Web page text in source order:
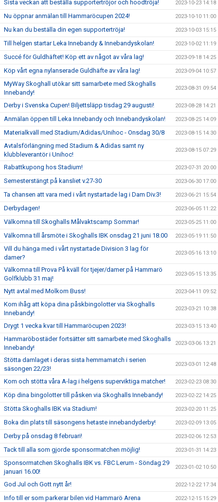
Sista veckan att beställa supportertröjor och hoodtröja! 2023-10-23 14:18
Nu öppnar anmälan till Hammaröcupen 2024! 2023-10-10 11:00
Nu kan du beställa din egen supportertröja! 2023-10-03 15:15
Till helgen startar Leka Innebandy & Innebandyskolan! 2023-10-02 11:19
Succé för Guldhäftet! Köp ett av något av våra lag! 2023-09-18 14:25
Köp vårt egna nylanserade Guldhäfte av våra lag! 2023-09-04 10:57
MyWay Skoghall utökar sitt samarbete med Skoghalls
Innebandy!
2023-08-31 09:54
Derby i Svenska Cupen! Biljettsläpp tisdag 29 augusti! 2023-08-28 14:21
Anmälan öppen till Leka Innebandy och Innebandyskolan! 2023-08-25 14:09
Materialkväll med Stadium/Adidas/Unihoc - Onsdag 30/8 2023-08-15 14:30
Avtalsförlängning med Stadium & Adidas samt ny
klubbleverantör i Unihoc!
2023-08-15 07:29
Rabattkupong hos Stadium! 2023-07-31 20:00
Semesterstängt på kansliet v.27-30 2023-06-30 17:00
Ta chansen att vara med i vårt nystartade lag i Dam Div.3! 2023-06-21 15:54
Derbydagen! 2023-06-05 11:22
Välkomna till Skoghalls Målvaktscamp Sommar! 2023-05-25 11:00
Välkomna till årsmöte i Skoghalls IBK onsdag 21 juni 18.00 2023-05-19 11:50
Vill du hänga med i vårt nystartade Division 3 lag för
damer?
2023-05-16 13:10
Välkomna till Prova På kväll för tjejer/damer på Hammarö
Golfklubb 31 maj!
2023-05-15 13:35
Nytt avtal med Molkom Buss! 2023-04-11 09:52
Kom ihåg att köpa dina påskbingolotter via Skoghalls
Innebandy!
2023-03-21 10:38
Drygt 1 vecka kvar till Hammaröcupen 2023! 2023-03-15 13:40
Hammaröbostäder fortsätter sitt samarbete med Skoghalls
Innebandy!
2023-03-06 13:21
Stötta damlaget i deras sista hemmamatch i serien
säsongen 22/23!
2023-03-01 12:48
Kom och stötta våra A-lag i helgens superviktiga matcher! 2023-02-23 08:30
Köp dina bingolotter till påsken via Skoghalls Innebandy! 2023-02-22 14:25
Stötta Skoghalls IBK via Stadium! 2023-02-20 11:25
Boka din plats till säsongens hetaste innebandyderby! 2023-02-09 13:05
Derby på onsdag 8 februari! 2023-02-06 12:53
Tack till alla som gjorde sponsormatchen möjlig! 2023-01-31 14:23
Sponsormatchen Skoghalls IBK vs. FBC Lerum - Söndag 29
januari 16.00!
2023-01-02 10:50
God Jul och Gott nytt år! 2022-12-22 17:34
Info till er som parkerar bilen vid Hammarö Arena 2022-12-15 15:29